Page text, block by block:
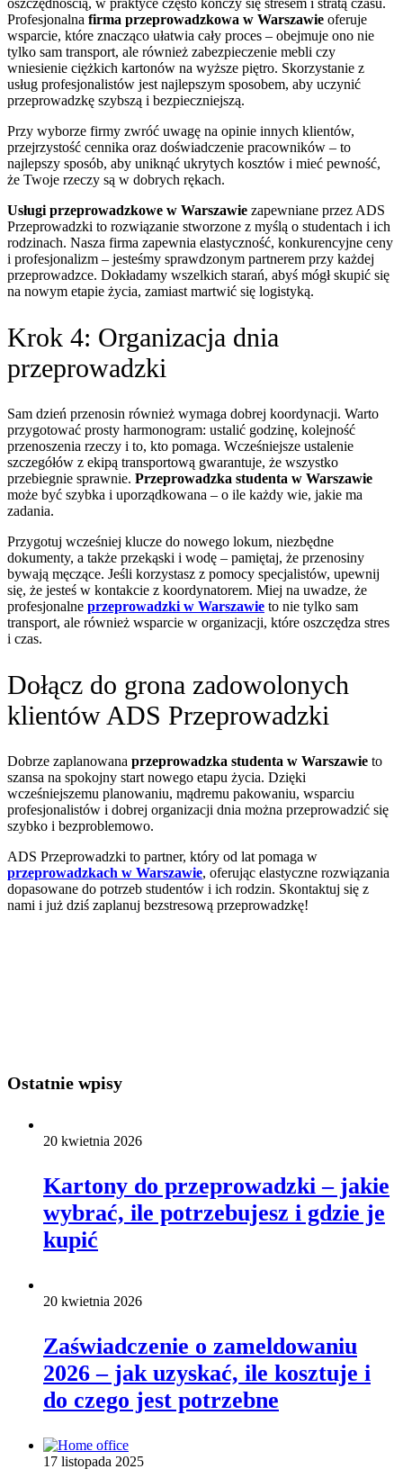
oszczędnością, w praktyce często kończy się stresem i stratą czasu.
Profesjonalna firma przeprowadzkowa w Warszawie oferuje
wsparcie, które znacząco ułatwia cały proces – obejmuje ono nie
tylko sam transport, ale również zabezpieczenie mebli czy
wniesienie ciężkich kartonów na wyższe piętro. Skorzystanie z
usług profesjonalistów jest najlepszym sposobem, aby uczynić
przeprowadzkę szybszą i bezpieczniejszą.
Przy wyborze firmy zwróć uwagę na opinie innych klientów,
przejrzystość cennika oraz doświadczenie pracowników – to
najlepszy sposób, aby uniknąć ukrytych kosztów i mieć pewność,
że Twoje rzeczy są w dobrych rękach.
Usługi przeprowadzkowe w Warszawie zapewniane przez ADS
Przeprowadzki to rozwiązanie stworzone z myślą o studentach i ich
rodzinach. Nasza firma zapewnia elastyczność, konkurencyjne ceny
i profesjonalizm – jesteśmy sprawdzonym partnerem przy każdej
przeprowadzce. Dokładamy wszelkich starań, abyś mógł skupić się
na nowym etapie życia, zamiast martwić się logistyką.
Krok 4: Organizacja dnia
przeprowadzki
Sam dzień przenosin również wymaga dobrej koordynacji. Warto
przygotować prosty harmonogram: ustalić godzinę, kolejność
przenoszenia rzeczy i to, kto pomaga. Wcześniejsze ustalenie
szczegółów z ekipą transportową gwarantuje, że wszystko
przebiegnie sprawnie. Przeprowadzka studenta w Warszawie
może być szybka i uporządkowana – o ile każdy wie, jakie ma
zadania.
Przygotuj wcześniej klucze do nowego lokum, niezbędne
dokumenty, a także przekąski i wodę – pamiętaj, że przenosiny
bywają męczące. Jeśli korzystasz z pomocy specjalistów, upewnij
się, że jesteś w kontakcie z koordynatorem. Miej na uwadze, że
profesjonalne przeprowadzki w Warszawie to nie tylko sam
transport, ale również wsparcie w organizacji, które oszczędza stres
i czas.
Dołącz do grona zadowolonych
klientów ADS Przeprowadzki
Dobrze zaplanowana przeprowadzka studenta w Warszawie to
szansa na spokojny start nowego etapu życia. Dzięki
wcześniejszemu planowaniu, mądremu pakowaniu, wsparciu
profesjonalistów i dobrej organizacji dnia można przeprowadzić się
szybko i bezproblemowo.
ADS Przeprowadzki to partner, który od lat pomaga w
przeprowadzkach w Warszawie, oferując elastyczne rozwiązania
dopasowane do potrzeb studentów i ich rodzin. Skontaktuj się z
nami i już dziś zaplanuj bezstresową przeprowadzkę!
Ostatnie wpisy
20 kwietnia 2026
Kartony do przeprowadzki – jakie
wybrać, ile potrzebujesz i gdzie je
kupić
20 kwietnia 2026
Zaświadczenie o zameldowaniu
2026 – jak uzyskać, ile kosztuje i
do czego jest potrzebne
17 listopada 2025